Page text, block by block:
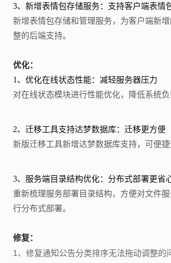
3、新增表情包存储服务：支持客户端表情
新增表情包存储和管理服务，为客户端新
整的后端支持。
优化：
1、优化在线状态性能：减轻服务器压力
对在线状态模块进行性能优化，降低系统负
2、迁移工具支持达梦数据库：迁移更方便
新版迁移工具新增达梦数据库支持，可便捷
3、服务端目录结构优化：分布式部署更省
重新梳理服务部署目录结构，方便对文件
行分布式部署。
修复：
1、修复通知公告分类排序无法拖动调整的